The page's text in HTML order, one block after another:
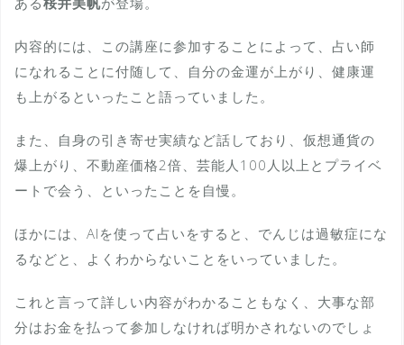
内容的には、この講座に参加することによって、占い師
になれることに付随して、自分の金運が上がり、健康運
も上がるといったこと語っていました。
また、自身の引き寄せ実績など話しており、仮想通貨の
爆上がり、不動産価格2倍、芸能人100人以上とプライベ
ートで会う、といったことを自慢。
ほかには、AIを使って占いをすると、でんじは過敏症にな
るなどと、よくわからないことをいっていました。
これと言って詳しい内容がわかることもなく、大事な部
分はお金を払って参加しなければ明かされないのでしょ